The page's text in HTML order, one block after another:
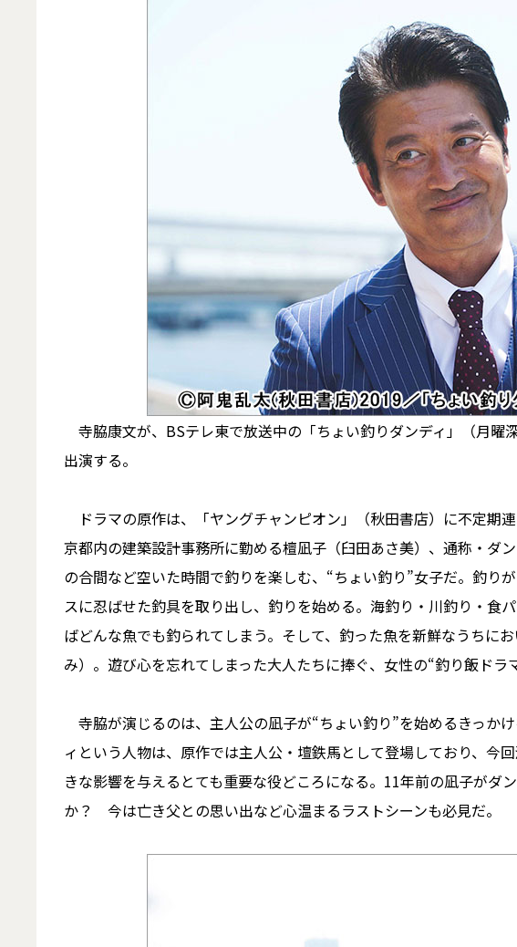
寺脇康文が、BSテレ東で放送中の「ちょい釣りダンディ」（月曜
出演する。
ドラマの原作は、「ヤングチャンピオン」（秋田書店）に不定期
京都内の建築設計事務所に勤める檀凪子（臼田あさ美）、通称・ダ
の合間など空いた時間で釣りを楽しむ、“ちょい釣り”女子だ。釣り
スに忍ばせた釣具を取り出し、釣りを始める。海釣り・川釣り・食
ばどんな魚でも釣られてしまう。そして、釣った魚を新鮮なうちに
み）。遊び心を忘れてしまった大人たちに捧ぐ、女性の“釣り飯ドラ
寺脇が演じるのは、主人公の凪子が“ちょい釣り”を始めるきっか
ィという人物は、原作では主人公・壇鉄馬として登場しており、今
きな影響を与えるとても重要な役どころになる。11年前の凪子がダ
か？ 今は亡き父との思い出など心温まるラストシーンも必見だ。